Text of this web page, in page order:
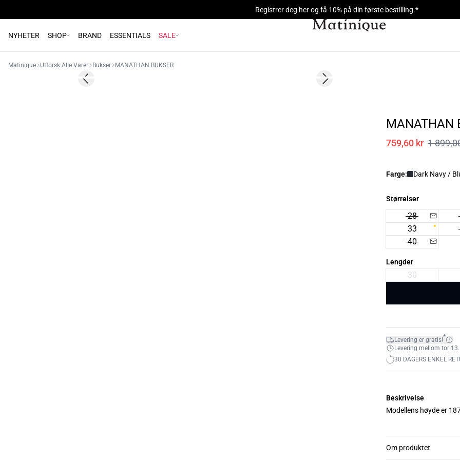
Registrer deg her og få 10% på din første bestilling.*
NYHETER SHOP BRAND ESSENTIALS SALE
Matinique Utforsk Alle Varer Bukser MANATHAN BUKSER
60%Previous slide Next slide
MANATHAN
759,60 kr 1
Farge: Dark Navy /
Størrelser
28
33
40
Lengder
30
Levering er gratis!*
Levering mellom tor
30 DAGERS ENKEL
Beskrivelse
Modellens høyde er
Om produktet